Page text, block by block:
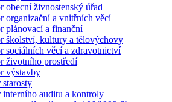
obecní živnostenský úřad
organizační a vnitřních věcí
plánovací a finanční
školství, kultury a tělovýchovy
sociálních věcí a zdravotnictví
životního prostředí
výstavby
interního auditu a kontroly